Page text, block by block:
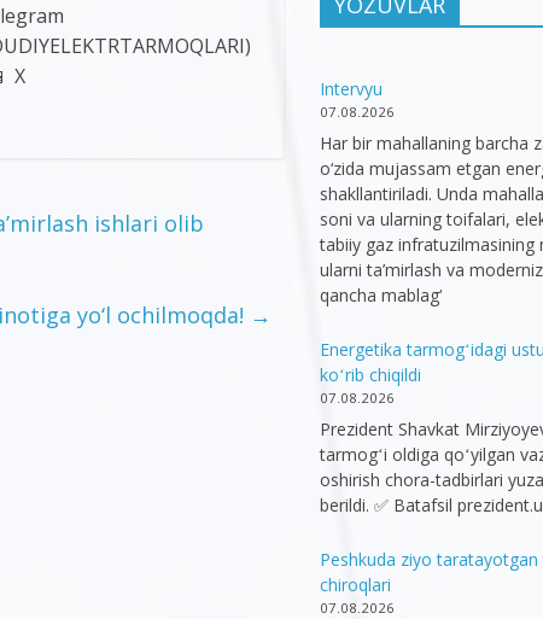
X
ishlari olib
yo‘l ochilmoqda! →
Intervyu
07.08.2026
Har bir mahallaning barcha
o‘zida mujassam etgan
shakllantiriladi. Unda
soni va ularning toifalari,
tabiiy gaz infratuzilmasining
ularni ta’mirlash va
qancha mablag‘
Energetika tarmogʻidagi
koʻrib chiqildi
07.08.2026
Prezident Shavkat
tarmogʻi oldiga qoʻyilgan
oshirish chora-tadbirlari
berildi. ✅ Batafsil
Peshkuda ziyo
chiroqlari
07.08.2026